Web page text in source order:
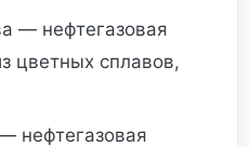
— нефтегазовая
цветных сплавов,
нефтегазовая